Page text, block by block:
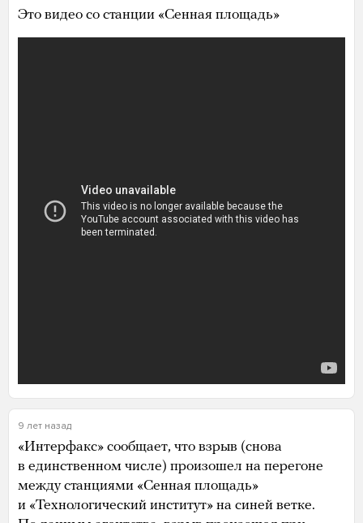
Это видео со станции «Сенная площадь»
9 лет назад
«Интерфакс» сообщает, что взрыв (снова
в единственном числе) произошел на перегоне
между станциями «Сенная площадь»
и «Технологический институт» на синей ветке.